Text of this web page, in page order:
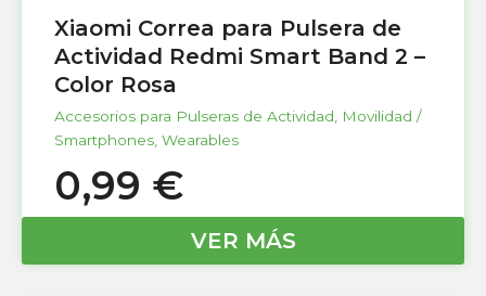
Xiaomi Correa para Pulsera de
Actividad Redmi Smart Band 2 –
Color Rosa
Accesorios para Pulseras de Actividad, Movilidad /
Smartphones, Wearables
0,99 €
VER MÁS